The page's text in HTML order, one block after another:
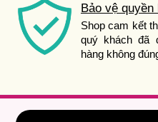
Bảo vệ
Shop cam kết
quý khách đã
hàng không